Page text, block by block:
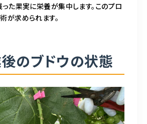
った果実に栄養が集中します。このプロ
が求められます。
のブドウの状態